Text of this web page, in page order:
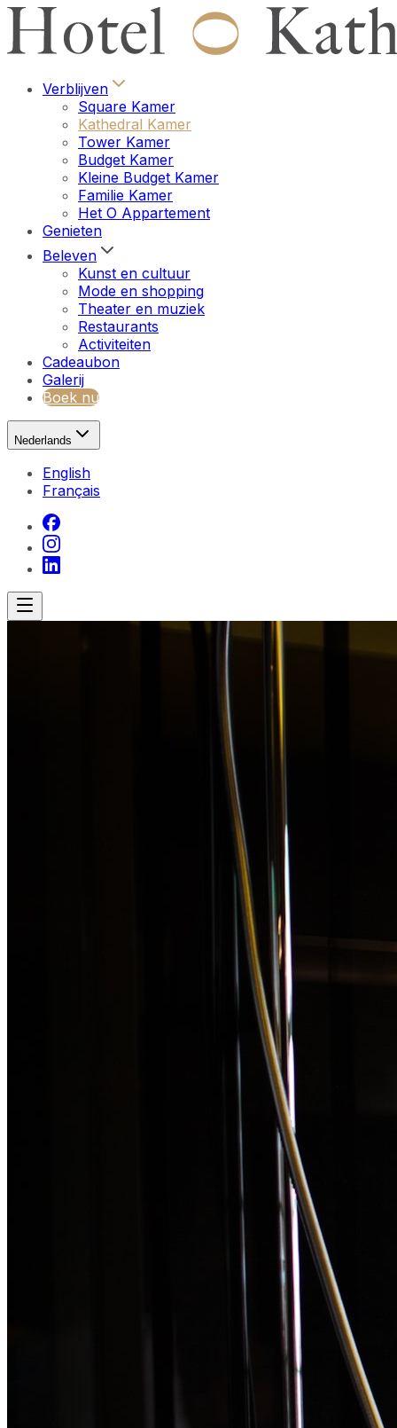
Verblijven
Square Kamer
Kathedral Kamer
Tower Kamer
Budget Kamer
Kleine Budget Kamer
Familie Kamer
Het O Appartement
Genieten
Beleven
Kunst en cultuur
Mode en shopping
Theater en muziek
Restaurants
Activiteiten
Cadeaubon
Galerij
Boek nu
Nederlands
English
Français